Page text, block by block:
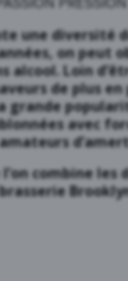
une diversité
on peut
alcool. Loin
de plus
grande
avec
combine les